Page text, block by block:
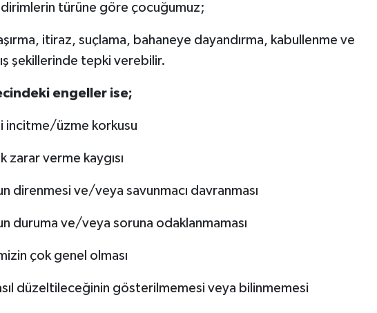
türüne göre çocuğumuz;
itiraz, suçlama, bahaneye dayandırma, kabullenme ve
şekillerinde tepki verebilir.
engeller ise;
incitme/üzme korkusu
verme kaygısı
ve/veya savunmacı davranması
ve/veya soruna odaklanmaması
çok genel olması
düzeltileceğinin gösterilmemesi veya bilinmemesi